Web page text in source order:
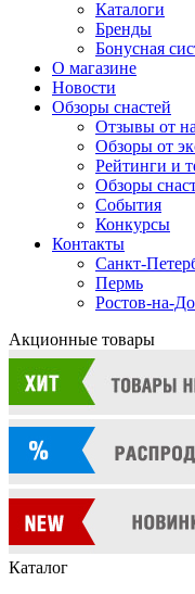
Каталоги
Бренды
Бонусная
О магазине
Новости
Обзоры снастей
Отзывы от
Обзоры от
Рейтинги и
Обзоры
События
Конкурсы
Контакты
Санкт-
Пермь
Ростов-на-
Акционные товары
Каталог